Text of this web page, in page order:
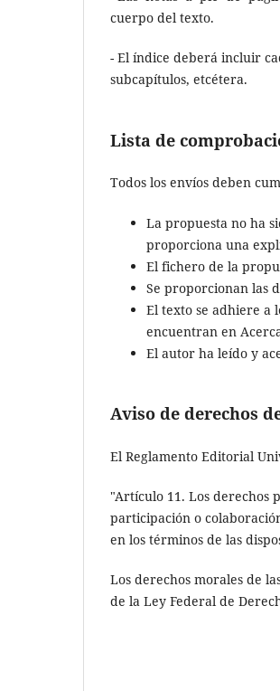
cuerpo del texto.
- El índice deberá incluir
subcapítulos, etcétera.
Lista de
Todos los envíos deben
La propuesta no ha
proporciona una
El fichero de la
Se proporcionan las
El texto se adhiere a
encuentran en
El autor ha leído y
Aviso de derechos
El Reglamento Editorial
"Artículo 11. Los derechos
participación o
en los términos de las
Los derechos morales de
de la Ley Federal de